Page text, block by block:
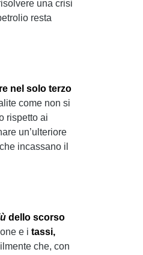
una crisi
resta
nel solo terzo
come non si
rispetto ai
un’ulteriore
incassano il
dello scorso
e i tassi,
che, con